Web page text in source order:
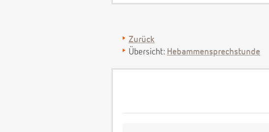
Zurück
Übersicht: Hebammensprechstunde